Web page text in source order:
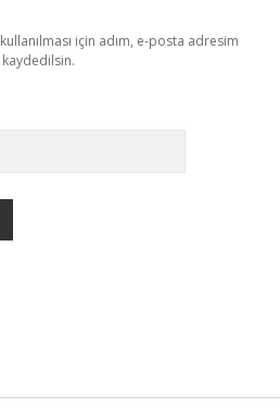
için adım, e-posta adresim
kaydedilsin.